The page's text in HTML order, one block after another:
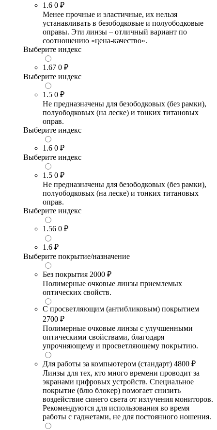
1.6 0 ₽
Менее прочные и эластичные, их нельзя
устанавливать в безободковые и полуободковые
оправы. Эти линзы – отличный вариант по
соотношению «цена-качество».
Выберите индекс
1.67 0 ₽
Выберите индекс
1.5 0 ₽
Не предназначены для безободковых (без рамки),
полуободковых (на леске) и тонких титановых
оправ.
Выберите индекс
1.6 0 ₽
Выберите индекс
1.5 0 ₽
Не предназначены для безободковых (без рамки),
полуободковых (на леске) и тонких титановых
оправ.
Выберите индекс
1.56 0 ₽
1.6 ₽
Выберите покрытие/назначение
Без покрытия 2000 ₽
Полимерные очковые линзы приемлемых
оптических свойств.
С просветляющим (антибликовым) покрытием
2700 ₽
Полимерные очковые линзы с улучшенными
оптическими свойствами, благодаря
упрочняющему и просветляющему покрытию.
Для работы за компьютером (стандарт) 4800 ₽
Линзы для тех, кто много времени проводит за
экранами цифровых устройств. Специальное
покрытие (блю блокер) помогает снизить
воздействие синего света от излучения мониторов.
Рекомендуются для использования во время
работы с гаджетами, не для постоянного ношения.